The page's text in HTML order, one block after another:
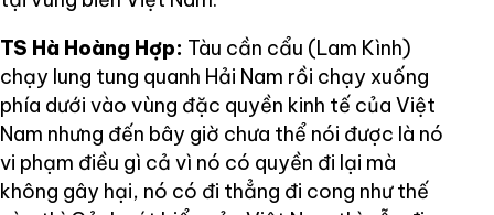
TS Hà Hoàng Hợp: Tàu cần cẩu (Lam Kình)
chạy lung tung quanh Hải Nam rồi chạy xuống
phía dưới vào vùng đặc quyền kinh tế của Việt
Nam nhưng đến bây giờ chưa thể nói được là nó
vi phạm điều gì cả vì nó có quyền đi lại mà
không gây hại, nó có đi thẳng đi cong như thế